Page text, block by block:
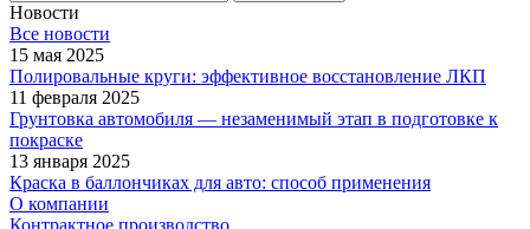
Новости
Все новости
15 мая 2025
Полировальные круги: эффективное восстановление ЛКП
11 февраля 2025
Грунтовка автомобиля — незаменимый этап в подготовке к
покраске
13 января 2025
Краска в баллончиках для авто: способ применения
О компании
Контрактное производство